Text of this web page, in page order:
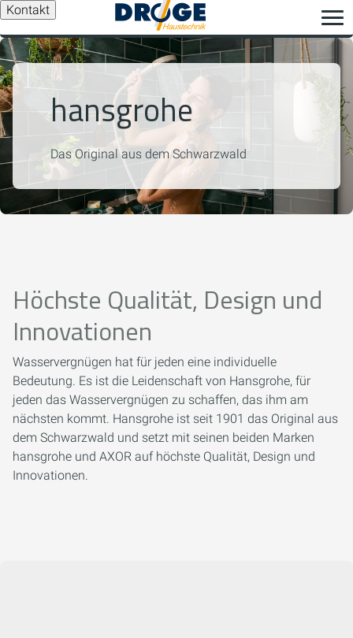
Kontakt
hansgrohe
Das Original aus dem Schwarzwald
Höchste Qualität, Design und
Innovationen
Wasservergnügen hat für jeden eine individuelle
Bedeutung. Es ist die Leidenschaft von Hansgrohe, für
jeden das Wasservergnügen zu schaffen, das ihm am
nächsten kommt. Hansgrohe ist seit 1901 das Original aus
dem Schwarzwald und setzt mit seinen beiden Marken
hansgrohe und AXOR auf höchste Qualität, Design und
Innovationen.